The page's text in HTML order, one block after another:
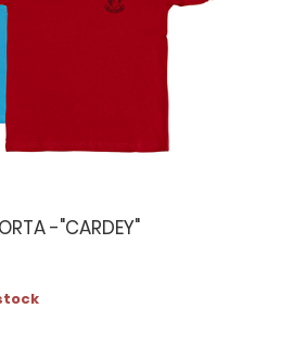
-"CARDEY"